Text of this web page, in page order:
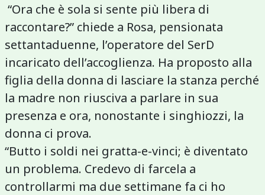
“Ora che è sola si sente più libera di
raccontare?” chiede a Rosa, pensionata
settantaduenne, l’operatore del SerD
incaricato dell’accoglienza. Ha proposto alla
figlia della donna di lasciare la stanza perché
la madre non riusciva a parlare in sua
presenza e ora, nonostante i singhiozzi, la
donna ci prova.
“Butto i soldi nei gratta-e-vinci; è diventato
un problema. Credevo di farcela a
controllarmi ma due settimane fa ci ho